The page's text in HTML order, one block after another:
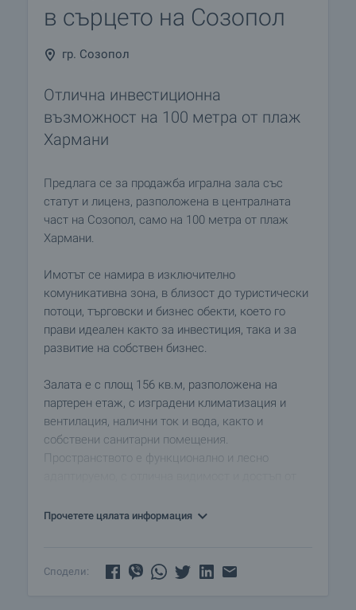
в сърцето на Созопол
гр. Созопол
Отлична инвестиционна
възможност на 100 метра от плаж
Хармани
Предлага се за продажба игрална зала със
статут и лиценз, разположена в централната
част на Созопол, само на 100 метра от плаж
Хармани.
Имотът се намира в изключително
комуникативна зона, в близост до туристически
потоци, търговски и бизнес обекти, което го
прави идеален както за инвестиция, така и за
развитие на собствен бизнес.
Залата е с площ 156 кв.м, разположена на
партерен етаж, с изградени климатизация и
вентилация, налични ток и вода, както и
собствени санитарни помещения.
Пространството е функционално и лесно
преустройство и използване – подходящ е за:
Прочетете цялата информация
Сподели: